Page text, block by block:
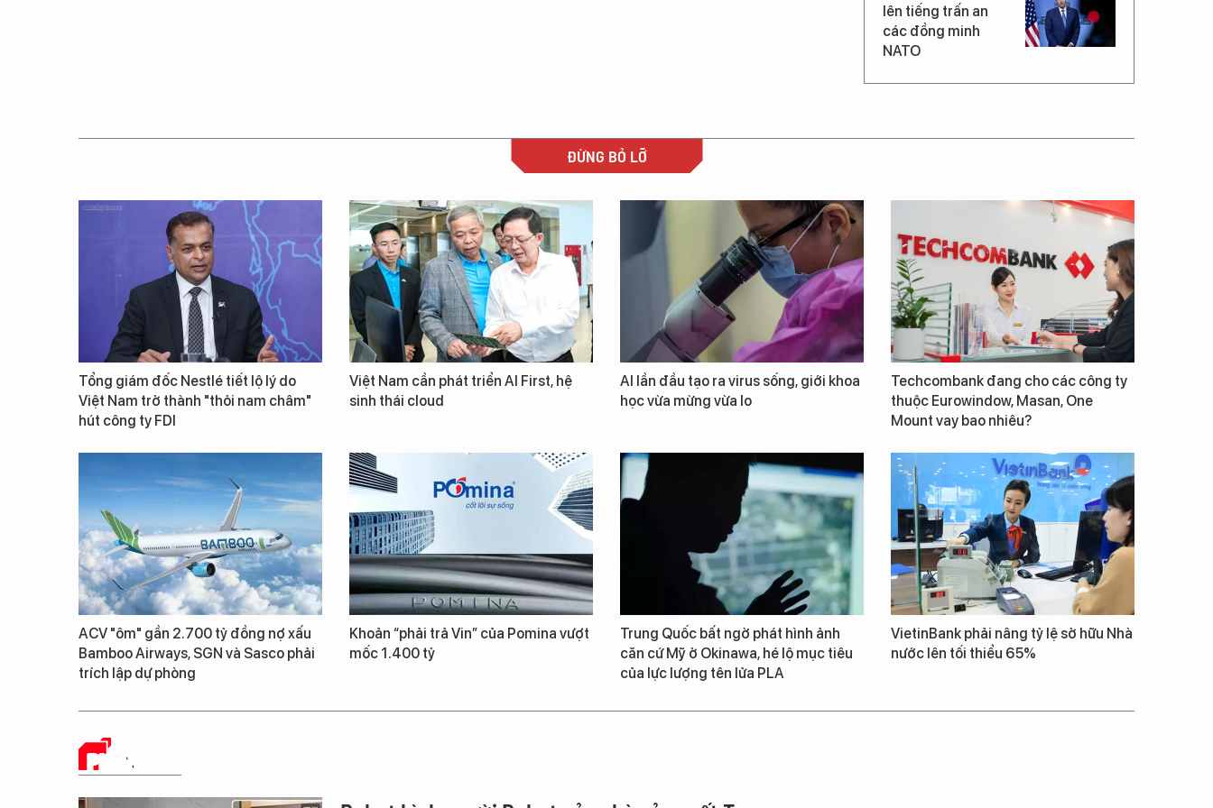
lên tiếng trấn an
các đồng minh
NATO
ĐỪNG BỎ LỠ
Tổng giám đốc Nestlé tiết lộ lý do
Việt Nam trở thành "thỏi nam châm"
hút công ty FDI
Việt Nam cần phát triển AI First, hệ
sinh thái cloud
AI lần đầu tạo ra virus sống, giới khoa
học vừa mừng vừa lo
Techcombank đang cho các công ty
thuộc Eurowindow, Masan, One
Mount vay bao nhiêu?
ACV "ôm" gần 2.700 tỷ đồng nợ xấu
Bamboo Airways, SGN và Sasco phải
trích lập dự phòng
Khoản “phải trả Vin” của Pomina vượt
mốc 1.400 tỷ
Trung Quốc bất ngờ phát hình ảnh
căn cứ Mỹ ở Okinawa, hé lộ mục tiêu
của lực lượng tên lửa PLA
VietinBank phải nâng tỷ lệ sở hữu Nhà
nước lên tối thiểu 65%
PHÂN TÍCH